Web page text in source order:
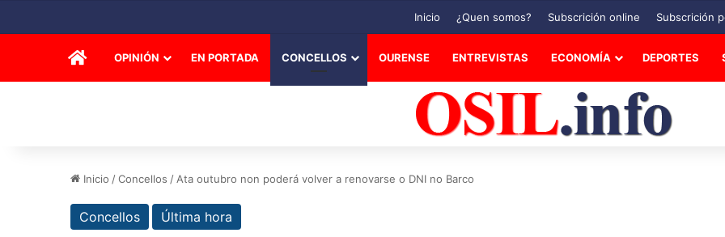
Inicio ¿Quen somos? Subscrición online Subscrición
INICIOOPINIÓN EN PORTADA CONCELLOS OURENSE ENTREVISTAS ECONOMÍA DEPORTES
Inicio /Concellos / Ata outubro non poderá volver a renovarse o DNI no Barco
Concellos Última hora